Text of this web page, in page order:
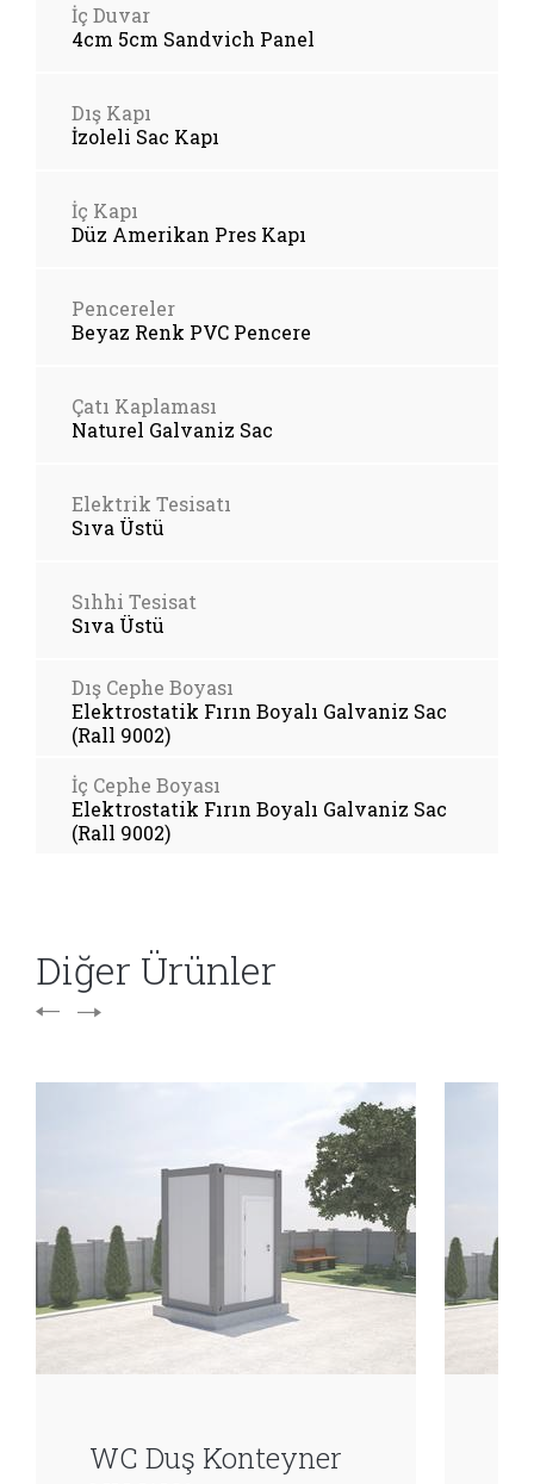
İç Duvar
4cm 5cm Sandvich Panel
Dış Kapı
İzoleli Sac Kapı
İç Kapı
Düz Amerikan Pres Kapı
Pencereler
Beyaz Renk PVC Pencere
Çatı Kaplaması
Naturel Galvaniz Sac
Elektrik Tesisatı
Sıva Üstü
Sıhhi Tesisat
Sıva Üstü
Dış Cephe Boyası
Elektrostatik Fırın Boyalı Galvaniz Sac
(Rall 9002)
İç Cephe Boyası
Elektrostatik Fırın Boyalı Galvaniz Sac
(Rall 9002)
Diğer Ürünler
WC Duş Konteyner